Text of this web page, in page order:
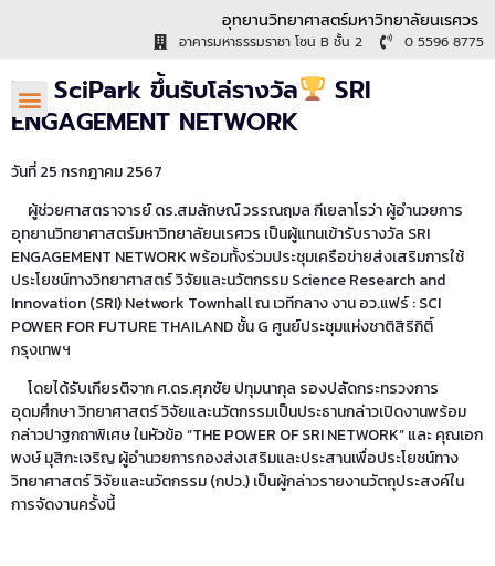
อุทยานวิทยาศาสตร์มหาวิทยาลัยนเรศวร
อาคารมหาธรรมราชา โซน B ชั้น 2 0 5596 8775
NU SciPark ขึ้นรับโล่รางวัล
SRI
ENGAGEMENT NETWORK
วันที่ 25 กรกฎาคม 2567
ผู้ช่วยศาสตราจารย์ ดร.สมลักษณ์ วรรณฤมล กีเยลาโรว่า ผู้อำนวยการ
อุทยานวิทยาศาสตร์มหาวิทยาลัยนเรศวร เป็นผู้แทนเข้ารับรางวัล SRI
ENGAGEMENT NETWORK พร้อมทั้งร่วมประชุมเครือข่ายส่งเสริมการใช้
ประโยชน์ทางวิทยาศาสตร์ วิจัยและนวัตกรรม Science Research and
Innovation (SRI) Network Townhall ณ เวทีกลาง งาน อว.แฟร์ : SCI
POWER FOR FUTURE THAILAND ชั้น G ศูนย์ประชุมแห่งชาติสิริกิติ์
กรุงเทพฯ
โดยได้รับเกียรติจาก ศ.ดร.ศุภชัย ปทุมนากุล รองปลัดกระทรวงการ
อุดมศึกษา วิทยาศาสตร์ วิจัยและนวัตกรรมเป็นประธานกล่าวเปิดงานพร้อม
กล่าวปาฐกถาพิเศษ ในหัวข้อ “THE POWER OF SRI NETWORK” และ คุณเอก
พงษ์ มุสิกะเจริญ ผู้อำนวยการกองส่งเสริมและประสานเพื่อประโยชน์ทาง
วิทยาศาสตร์ วิจัยและนวัตกรรม (กปว.) เป็นผู้กล่าวรายงานวัตถุประสงค์ใน
การจัดงานครั้งนี้